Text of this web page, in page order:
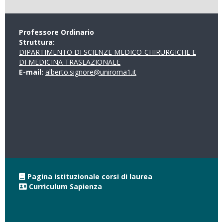
Professore Ordinario
Struttura:
DIPARTIMENTO DI SCIENZE MEDICO-CHIRURGICHE E
DI MEDICINA TRASLAZIONALE
E-mail: alberto.signore@uniroma1.it
Pagina istituzionale corsi di laurea
Curriculum Sapienza